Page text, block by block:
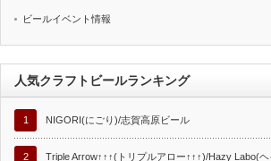
ビールイベント情報
人気クラフトビールランキング
1 NIGORI(にごり)/志賀高原ビール
2 Triple Arrow↑↑↑(トリプルアロー↑↑↑)/Hazy Labo(